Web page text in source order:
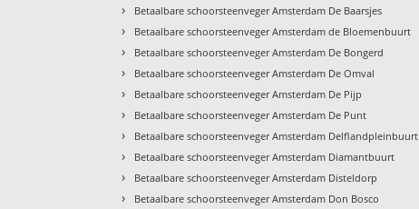
› Betaalbare schoorsteenveger Amsterdam De Baarsjes
› Betaalbare schoorsteenveger Amsterdam de Bloemenbuurt
› Betaalbare schoorsteenveger Amsterdam De Bongerd
› Betaalbare schoorsteenveger Amsterdam De Omval
› Betaalbare schoorsteenveger Amsterdam De Pijp
› Betaalbare schoorsteenveger Amsterdam De Punt
› Betaalbare schoorsteenveger Amsterdam Delflandpleinbuurt
› Betaalbare schoorsteenveger Amsterdam Diamantbuurt
› Betaalbare schoorsteenveger Amsterdam Disteldorp
› Betaalbare schoorsteenveger Amsterdam Don Bosco